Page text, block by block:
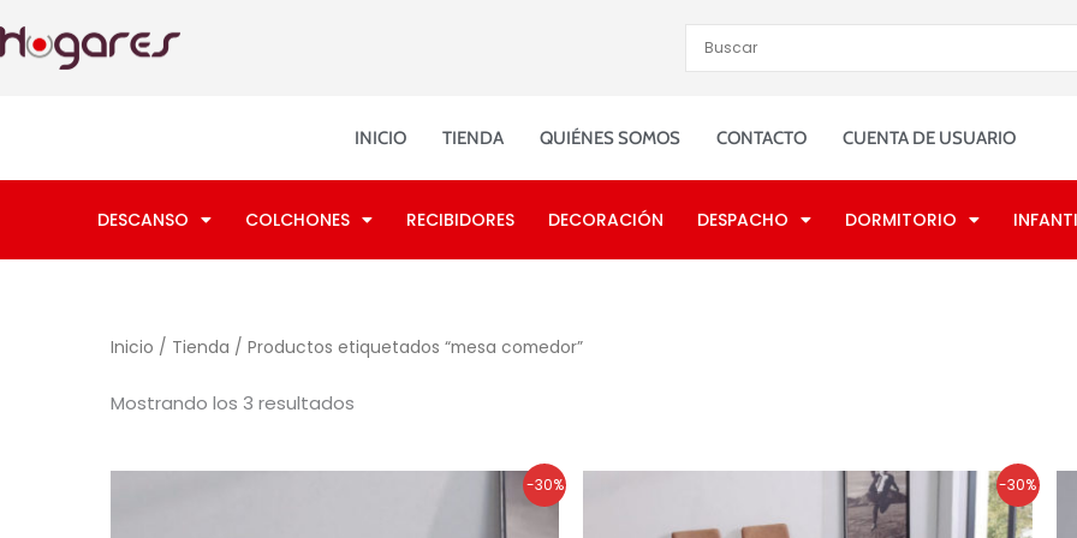
al
INICIO TIENDA QUIÉNES SOMOS CONTACTO CUENTA DE USUARIO
DESCANSO COLCHONES RECIBIDORES DECORACIÓN DESPACHO DORMITORIO
Inicio / Tienda / Productos etiquetados “mesa comedor”
Mostrando los 3 resultados
-30%
El El -30%
El
era:
El
es: